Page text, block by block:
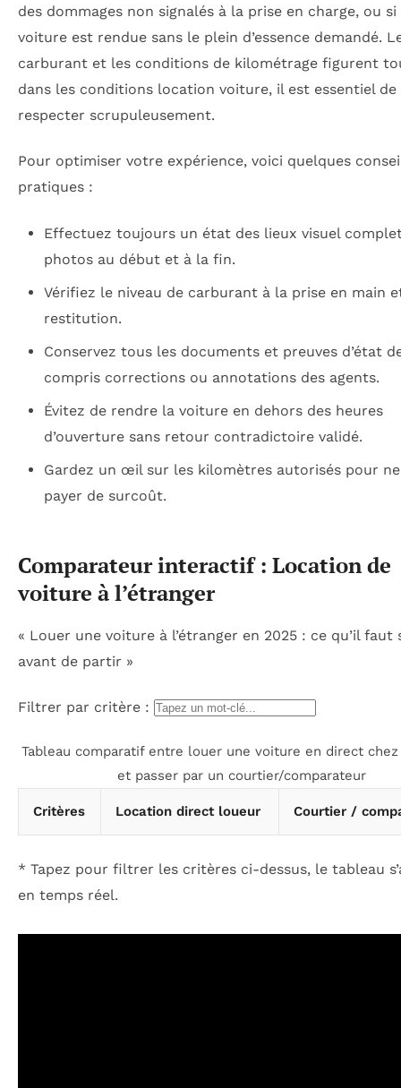
des dommages non signalés à la prise en charge, ou si
voiture est rendue sans le plein d’essence demandé.
carburant et les conditions de kilométrage figurent
dans les conditions location voiture, il est essentiel de
respecter scrupuleusement.
Pour optimiser votre expérience, voici quelques
pratiques :
Effectuez toujours un état des lieux visuel
photos au début et à la fin.
Vérifiez le niveau de carburant à la prise en main
restitution.
Conservez tous les documents et preuves d’état
compris corrections ou annotations des agents.
Évitez de rendre la voiture en dehors des heures
d’ouverture sans retour contradictoire validé.
Gardez un œil sur les kilomètres autorisés pour
payer de surcoût.
Comparateur interactif : Location de
voiture à l’étranger
« Louer une voiture à l’étranger en 2025 : ce qu’il faut
avant de partir »
Filtrer par critère :
Tableau comparatif entre louer une voiture en direct
et passer par un courtier/comparateur
Critères Location direct loueur Courtier /
* Tapez pour filtrer les critères ci-dessus, le tableau
en temps réel.